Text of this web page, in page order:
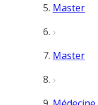
Master
Master